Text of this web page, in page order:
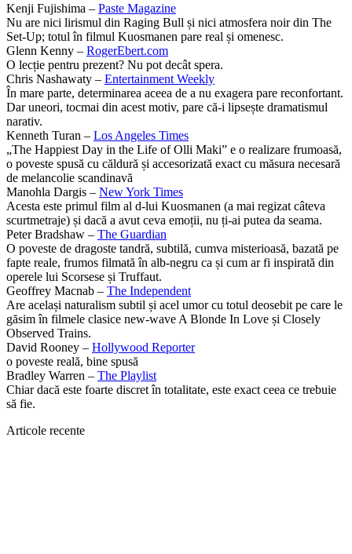
Kenji Fujishima – Paste Magazine
Nu are nici lirismul din Raging Bull și nici atmosfera noir din The
Set-Up; totul în filmul Kuosmanen pare real și omenesc.
Glenn Kenny – RogerEbert.com
O lecție pentru prezent? Nu pot decât spera.
Chris Nashawaty – Entertainment Weekly
În mare parte, determinarea aceea de a nu exagera pare reconfortant.
Dar uneori, tocmai din acest motiv, pare că-i lipsește dramatismul
narativ.
Kenneth Turan – Los Angeles Times
„The Happiest Day in the Life of Olli Maki” e o realizare frumoasă,
o poveste spusă cu căldură și accesorizată exact cu măsura necesară
de melancolie scandinavă
Manohla Dargis – New York Times
Acesta este primul film al d-lui Kuosmanen (a mai regizat câteva
scurtmetraje) și dacă a avut ceva emoții, nu ți-ai putea da seama.
Peter Bradshaw – The Guardian
O poveste de dragoste tandră, subtilă, cumva misterioasă, bazată pe
fapte reale, frumos filmată în alb-negru ca și cum ar fi inspirată din
operele lui Scorsese și Truffaut.
Geoffrey Macnab – The Independent
Are același naturalism subtil și acel umor cu totul deosebit pe care le
găsim în filmele clasice new-wave A Blonde In Love și Closely
Observed Trains.
David Rooney – Hollywood Reporter
o poveste reală, bine spusă
Bradley Warren – The Playlist
Chiar dacă este foarte discret în totalitate, este exact ceea ce trebuie
să fie.
Articole recente